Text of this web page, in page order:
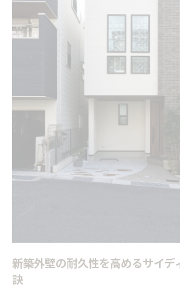
新築外壁の耐久性を高めるサイデ
訣